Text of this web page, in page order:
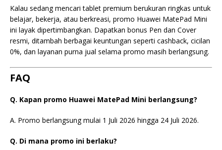
Kalau sedang mencari tablet premium berukuran ringkas untuk
belajar, bekerja, atau berkreasi, promo Huawei MatePad Mini
ini layak dipertimbangkan. Dapatkan bonus Pen dan Cover
resmi, ditambah berbagai keuntungan seperti cashback, cicilan
0%, dan layanan purna jual selama promo masih berlangsung.
FAQ
Q. Kapan promo Huawei MatePad Mini berlangsung?
A. Promo berlangsung mulai 1 Juli 2026 hingga 24 Juli 2026.
Q. Di mana promo ini berlaku?